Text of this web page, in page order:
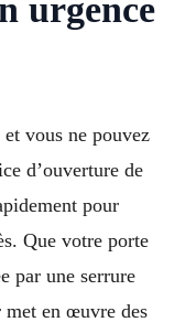
urgence
vous ne pouvez
d’ouverture de
pour
Que votre porte
par une serrure
met en œuvre des